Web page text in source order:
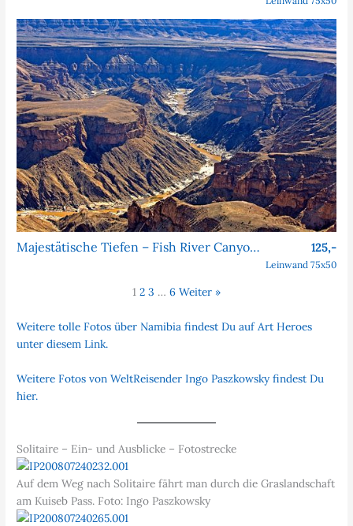
Majestätische Tiefen – Fish River Canyon, Namibia 125,-
Leinwand 75x50
1 2 3 … 6 Weiter »
Weitere tolle Fotos über Namibia findest Du auf Art Heroes
unter diesem Link.
Weitere Fotos von WeltReisender Ingo Paszkowsky findest Du
hier.
Solitaire – Ein- und Ausblicke – Fotostrecke
Auf dem Weg nach Solitaire fährt man durch die Graslandschaft
am Kuiseb Pass. Foto: Ingo Paszkowsky